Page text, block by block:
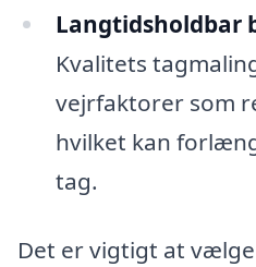
Langtidsholdbar
Kvalitets
vejrfaktorer som
hvilket kan
tag.
Det er vigtigt at